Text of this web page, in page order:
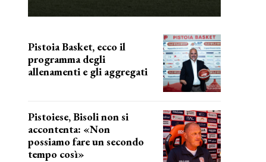
Pistoia Basket, ecco il
programma degli
allenamenti e gli aggregati
Pistoiese, Bisoli non si
accontenta: «Non
possiamo fare un secondo
tempo così»